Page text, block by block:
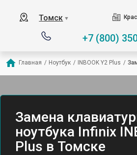
Томск ▼
+7 (800)
Главная / Ноутбук / INBOOK Y2 Plus /
Замена
ноутбука Infinix
Plus в Томске